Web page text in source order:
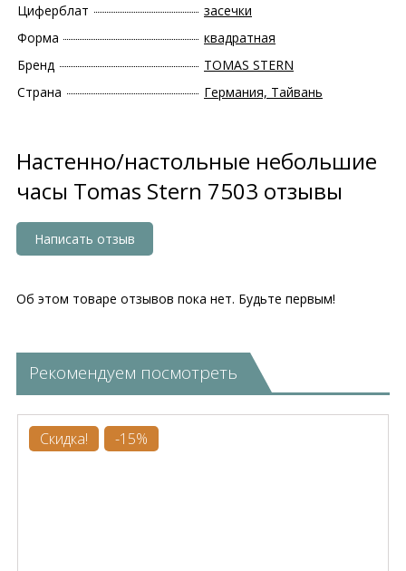
Циферблат
засечки
Форма
квадратная
Бренд
TOMAS STERN
Страна
Германия, Тайвань
Настенно/настольные небольшие
часы Tomas Stern 7503 отзывы
Написать отзыв
Об этом товаре отзывов пока нет. Будьте первым!
Рекомендуем посмотреть
Скидка! -15%